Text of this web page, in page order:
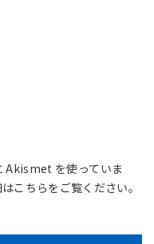
Akismet を使っていま
こちらをご覧ください。